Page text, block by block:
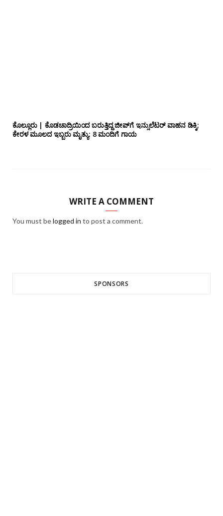
ಕೊಲ್ಲೂರು | ಕೊಡಚಾದ್ರಿಯಿಂದ ಬರುತ್ತಿದ್ದ ಜೀಪ್‌ಗೆ ಇನ್ಸುಲೆಟರ್ ವಾಹನ ಡಿಕ್ಕಿ;
ಕೇರಳ ಮೂಲದ ಇಬ್ಬರು ಮೃತ್ಯು: 8 ಮಂದಿಗೆ ಗಾಯ
WRITE A COMMENT
You must belogged in to post a comment.
SPONSORS